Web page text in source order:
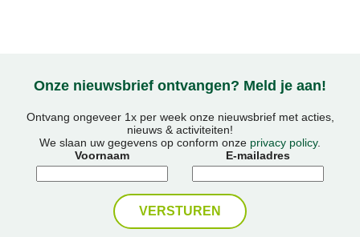
Onze nieuwsbrief ontvangen? Meld je aan!
Ontvang ongeveer 1x per week onze nieuwsbrief met acties,
nieuws & activiteiten!
We slaan uw gegevens op conform onze privacy policy.
Voornaam
E-mailadres